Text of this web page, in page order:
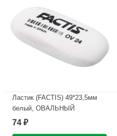
Ластик (FACTIS) 49*23,5мм
белый, ОВАЛЬНЫЙ
арт.ЕOV24
74 ₽